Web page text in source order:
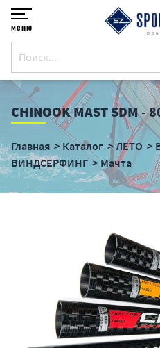
меню
CHINOOK MAST SDM -
Главная Каталог ЛЕТО
ВИНДСЕРФИНГ
Мачта